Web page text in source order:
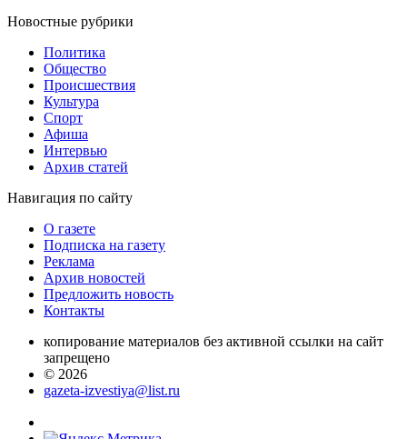
Новостные рубрики
Политика
Общество
Проиcшествия
Культура
Спорт
Афиша
Интервью
Архив статей
Навигация по сайту
О газете
Подписка на газету
Реклама
Архив новостей
Предложить новость
Контакты
копирование материалов без активной ссылки на сайт
запрещено
© 2026
gazeta-izvestiya@list.ru